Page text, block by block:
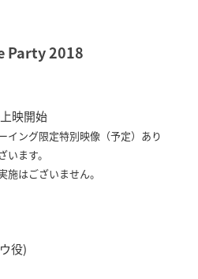
Party 2018
映開始
ング限定特別映像（予定）あり
ます。
はございません。
役)